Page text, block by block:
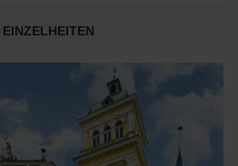
EINZELHEITEN